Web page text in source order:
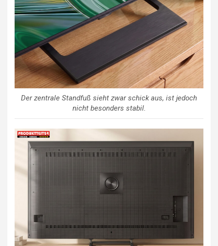
Der zentrale Standfuß sieht zwar schick aus, ist jedoch
nicht besonders stabil.